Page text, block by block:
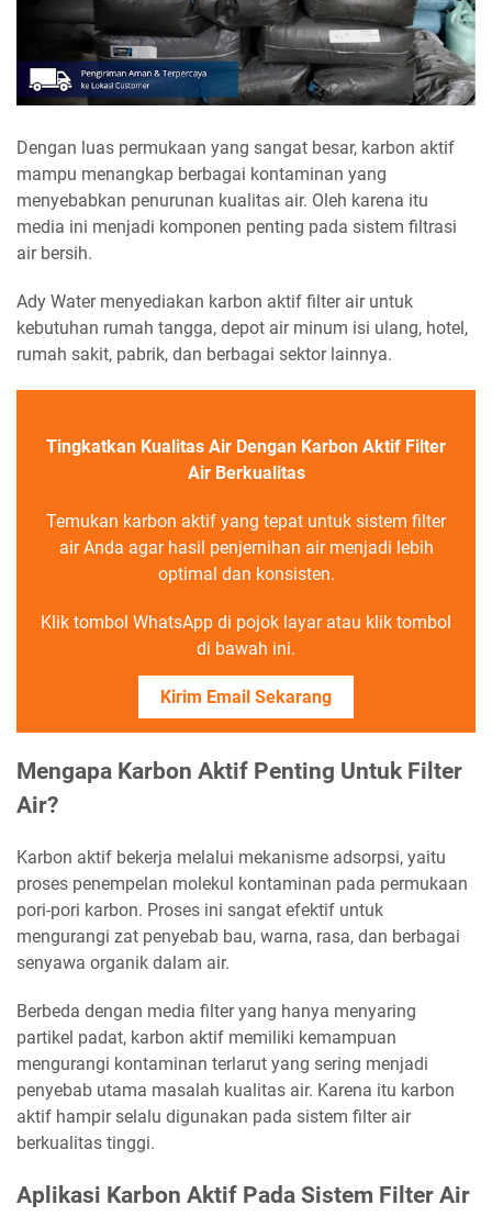
Dengan luas permukaan yang sangat besar, karbon aktif
mampu menangkap berbagai kontaminan yang
menyebabkan penurunan kualitas air. Oleh karena itu
media ini menjadi komponen penting pada sistem filtrasi
air bersih.
Ady Water menyediakan karbon aktif filter air untuk
kebutuhan rumah tangga, depot air minum isi ulang, hotel,
rumah sakit, pabrik, dan berbagai sektor lainnya.
Tingkatkan Kualitas Air Dengan Karbon Aktif Filter
Air Berkualitas
Temukan karbon aktif yang tepat untuk sistem filter
air Anda agar hasil penjernihan air menjadi lebih
optimal dan konsisten.
Klik tombol WhatsApp di pojok layar atau klik tombol
di bawah ini.
Kirim Email Sekarang
Mengapa Karbon Aktif Penting Untuk Filter
Air?
Karbon aktif bekerja melalui mekanisme adsorpsi, yaitu
proses penempelan molekul kontaminan pada permukaan
pori-pori karbon. Proses ini sangat efektif untuk
mengurangi zat penyebab bau, warna, rasa, dan berbagai
senyawa organik dalam air.
Berbeda dengan media filter yang hanya menyaring
partikel padat, karbon aktif memiliki kemampuan
mengurangi kontaminan terlarut yang sering menjadi
penyebab utama masalah kualitas air. Karena itu karbon
aktif hampir selalu digunakan pada sistem filter air
berkualitas tinggi.
Aplikasi Karbon Aktif Pada Sistem Filter Air